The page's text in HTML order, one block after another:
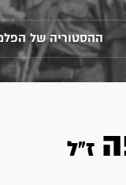
ההסטוריה של
ז"ל